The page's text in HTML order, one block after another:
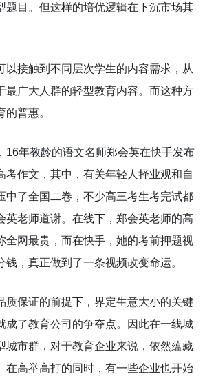
题目。但这样的培优逻辑在下沉市场其
以接触到不同层次学生的内容需求，从
最广大人群的轻型教育内容。而这种方
普惠。
16年教龄的语文名师郑会英在快手发布
考作文，其中，有关年轻人择业观和自
中了全国二卷，不少高三考生考完试都
英老师道谢。在线下，郑会英老师的高
全网最贵，而在快手，她的考前押题视
钱，真正做到了一条视频改变命运。
质保证的前提下，界定生意大小的关键
成了教育公司的争夺点。因此在一线城
城市群，对于教育企业来说，依然蕴藏
在高举高打的同时，有一些企业也开始